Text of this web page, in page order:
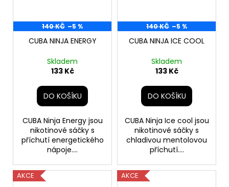
140 KČ –5 %
CUBA NINJA ENERGY
Skladem
133 Kč
DO KOŠÍKU
CUBA Ninja Energy jsou
nikotinové sáčky s
příchutí energetického
nápoje....
140 KČ –5 %
CUBA NINJA ICE COOL
Skladem
133 Kč
DO KOŠÍKU
CUBA Ninja Ice cool jsou
nikotinové sáčky s
chladivou mentolovou
příchutí....
AKCE AKCE